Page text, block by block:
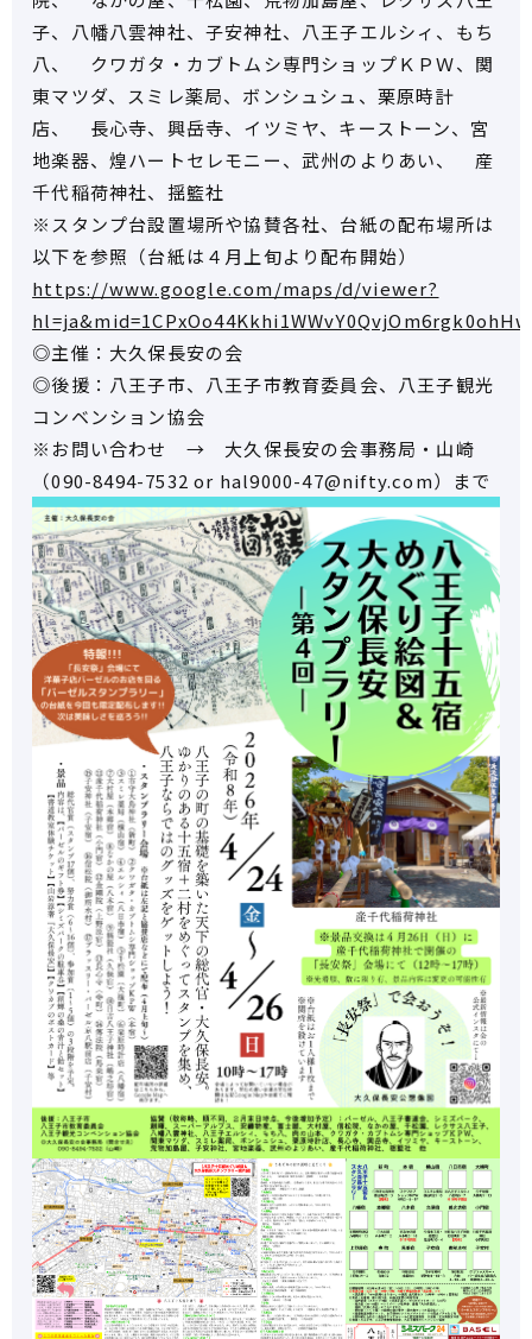
子、八幡八雲神社、子安神社、八王子エルシィ、もち
八、 クワガタ・カブトムシ専門ショップＫＰＷ、関
東マツダ、スミレ薬局、ボンシュシュ、栗原時計
店、 長心寺、興岳寺、イツミヤ、キーストーン、宮
地楽器、煌ハートセレモニー、武州のよりあい、 産
千代稲荷神社、揺籃社
※スタンプ台設置場所や協賛各社、台紙の配布場所は
以下を参照（台紙は４月上旬より配布開始）
https://www.google.com/maps/d/viewer?
◎主催：大久保長安の会
◎後援：八王子市、八王子市教育委員会、八王子観光
コンベンション協会
※お問い合わせ → 大久保長安の会事務局・山崎
（090-8494-7532 or hal9000-47@nifty.com）まで